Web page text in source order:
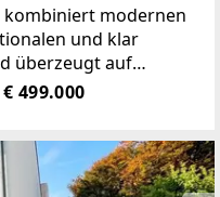
modernen
und klar
überzeugt auf
&
Wohnfläche
€ 499.000